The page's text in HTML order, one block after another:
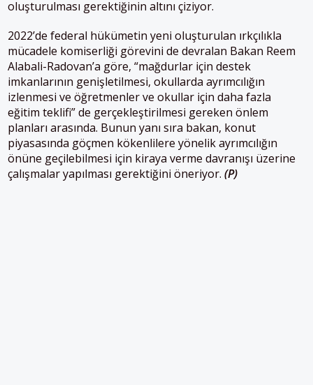
oluşturulması gerektiğinin altını çiziyor.
2022’de federal hükümetin yeni oluşturulan ırkçılıkla
mücadele komiserliği görevini de devralan Bakan Reem
Alabali-Radovan’a göre, “mağdurlar için destek
imkanlarının genişletilmesi, okullarda ayrımcılığın
izlenmesi ve öğretmenler ve okullar için daha fazla
eğitim teklifi” de gerçekleştirilmesi gereken önlem
planları arasında. Bunun yanı sıra bakan, konut
piyasasında göçmen kökenlilere yönelik ayrımcılığın
önüne geçilebilmesi için kiraya verme davranışı üzerine
çalışmalar yapılması gerektiğini öneriyor. (P)